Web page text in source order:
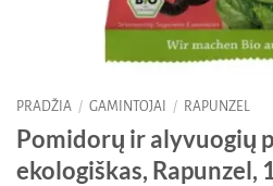
PRADŽIA / GAMINTOJAI / RAPUNZEL
Pomidorų ir alyvuogių
ekologiškas, Rapunzel,